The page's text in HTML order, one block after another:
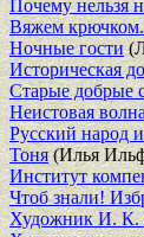
Почему нельзя
Вяжем
Ночные гости
Историческая
Старые добрые
Неистовая волна
Русский народ
Тоня (Илья
Институт
Чтоб знали!
Художник И. К.